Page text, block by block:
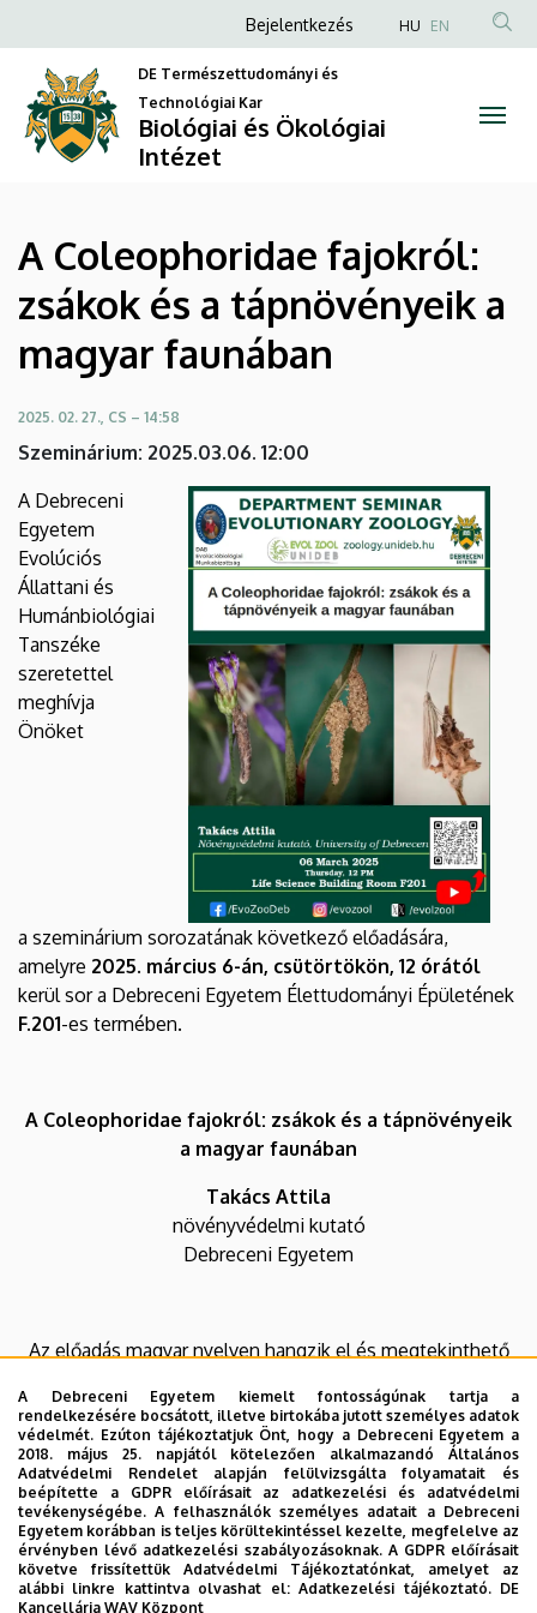
Coleophoridae
fajokról:
zsákok
a
tápnövényeik
magyar
faunában
Biológiai
és
Ökológiai
Intézet
a
tartalomra
Anonim
Felhasználói
fiók
menüje
Bejelentkezés HU EN
DE Természettudományi és
Technológiai Kar
Biológiai és Ökológiai
Intézet
A Coleophoridae fajokról:
zsákok és a tápnövényeik a
magyar faunában
2025. 02. 27., CS – 14:58
Szeminárium: 2025.03.06. 12:00
A Debreceni
Egyetem
Evolúciós
Állattani és
Humánbiológiai
Tanszéke
szeretettel
meghívja
Önöket
a szeminárium sorozatának következő előadására,
amelyre 2025. március 6-án, csütörtökön, 12 órától
kerül sor a Debreceni Egyetem Élettudományi Épületének
F.201-es termében.
A Coleophoridae fajokról: zsákok és a tápnövényeik
a magyar faunában
Takács Attila
növényvédelmi kutató
Debreceni Egyetem
Az előadás magyar nyelven hangzik el és megtekinthető
alábbi linken:
Az eseményről felvétel készül, melyet az előadás után a
Tanszék YouTube-csatornáján
lehet megtekinteni.
A Debreceni Egyetem kiemelt fontosságúnak tartja a
rendelkezésére bocsátott, illetve birtokába jutott személyes adatok
védelmét. Ezúton tájékoztatjuk Önt, hogy a Debreceni Egyetem a
2018. május 25. napjától kötelezően alkalmazandó Általános
Adatvédelmi Rendelet alapján felülvizsgálta folyamatait és
beépítette a GDPR előírásait az adatkezelési és adatvédelmi
tevékenységébe. A felhasználók személyes adatait a Debreceni
Egyetem korábban is teljes körültekintéssel kezelte, megfelelve az
érvényben lévő adatkezelési szabályozásoknak. A GDPR előírásait
követve frissítettük Adatvédelmi Tájékoztatónkat, amelyet az
alábbi linkre kattintva olvashat el:Adatkezelési tájékoztató. DE
Kancellária WAV Központ